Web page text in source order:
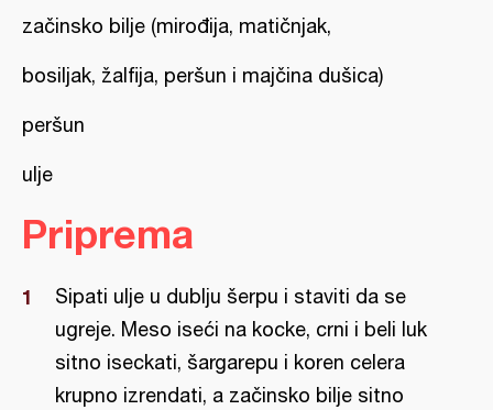
začinsko bilje (mirođija, matičnjak,
bosiljak, žalfija, peršun i majčina dušica)
peršun
ulje
Priprema
Sipati ulje u dublju šerpu i staviti da se
ugreje. Meso iseći na kocke, crni i beli luk
sitno iseckati, šargarepu i koren celera
krupno izrendati, a začinsko bilje sitno